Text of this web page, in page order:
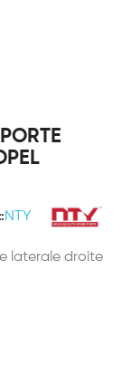
NTY
laterale droite